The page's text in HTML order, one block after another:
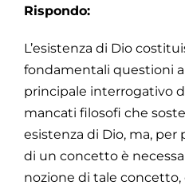
Rispondo:
L’esistenza di Dio
fondamentali questioni
principale interrogativo
mancati filosofi che
esistenza di Dio, ma, per
di un concetto è
nozione di tale concetto,